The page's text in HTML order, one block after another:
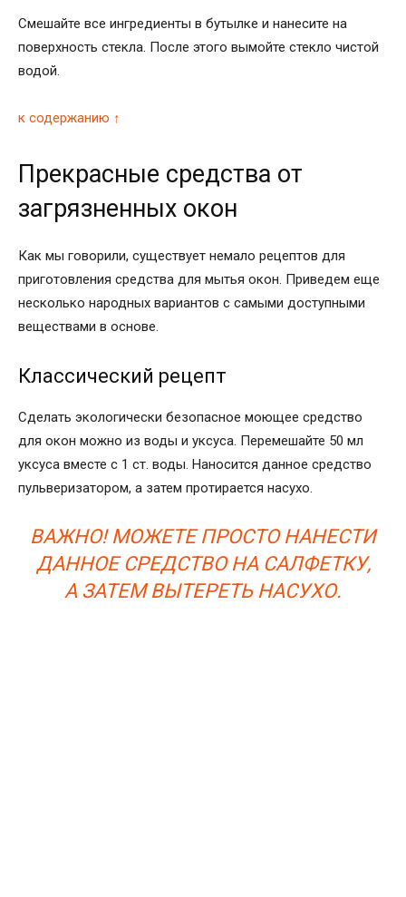
Смешайте все ингредиенты в бутылке и нанесите на
поверхность стекла. После этого вымойте стекло чистой
водой.
к содержанию ↑
Прекрасные средства от
загрязненных окон
Как мы говорили, существует немало рецептов для
приготовления средства для мытья окон. Приведем еще
несколько народных вариантов с самыми доступными
веществами в основе.
Классический рецепт
Сделать экологически безопасное моющее средство
для окон можно из воды и уксуса. Перемешайте 50 мл
уксуса вместе с 1 ст. воды. Наносится данное средство
пульверизатором, а затем протирается насухо.
ВАЖНО! МОЖЕТЕ ПРОСТО НАНЕСТИ
ДАННОЕ СРЕДСТВО НА САЛФЕТКУ,
А ЗАТЕМ ВЫТЕРЕТЬ НАСУХО.